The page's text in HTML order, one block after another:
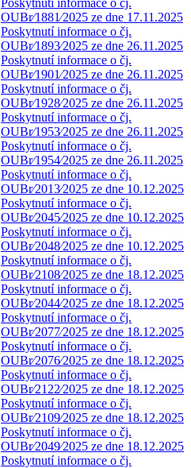
Poskytnutí informace o čj.
OUBr⁄1881⁄2025 ze dne 17.11.2025
Poskytnutí informace o čj.
OUBr⁄1893⁄2025 ze dne 26.11.2025
Poskytnutí informace o čj.
OUBr⁄1901⁄2025 ze dne 26.11.2025
Poskytnutí informace o čj.
OUBr⁄1928⁄2025 ze dne 26.11.2025
Poskytnutí informace o čj.
OUBr⁄1953⁄2025 ze dne 26.11.2025
Poskytnutí informace o čj.
OUBr⁄1954⁄2025 ze dne 26.11.2025
Poskytnutí informace o čj.
OUBr⁄2013⁄2025 ze dne 10.12.2025
Poskytnutí informace o čj.
OUBr⁄2045⁄2025 ze dne 10.12.2025
Poskytnutí informace o čj.
OUBr⁄2048⁄2025 ze dne 10.12.2025
Poskytnutí informace o čj.
OUBr⁄2108⁄2025 ze dne 18.12.2025
Poskytnutí informace o čj.
OUBr⁄2044⁄2025 ze dne 18.12.2025
Poskytnutí informace o čj.
OUBr⁄2077⁄2025 ze dne 18.12.2025
Poskytnutí informace o čj.
OUBr⁄2076⁄2025 ze dne 18.12.2025
Poskytnutí informace o čj.
OUBr⁄2122⁄2025 ze dne 18.12.2025
Poskytnutí informace o čj.
OUBr⁄2109⁄2025 ze dne 18.12.2025
Poskytnutí informace o čj.
OUBr⁄2049⁄2025 ze dne 18.12.2025
Poskytnutí informace o čj.